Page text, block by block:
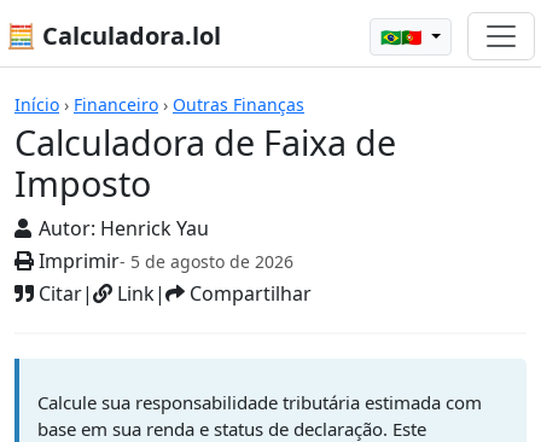
🧮 Calculadora.lol 🇧🇷🇵🇹
Início › Financeiro › Outras Finanças
Calculadora de Faixa de
Imposto
Autor: Henrick Yau
Imprimir- 5 de agosto de 2026
Citar| Link| Compartilhar
Calculadoras
Calcule sua responsabilidade tributária estimada com
base em sua renda e status de declaração. Este